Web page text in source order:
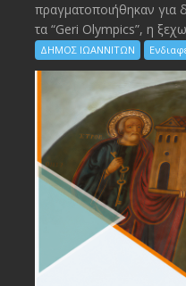
πραγματοποιήθηκαν για
τα “Geri Olympics”, η
ΔΗΜΟΣ ΙΩΑΝΝΙΤΩΝ